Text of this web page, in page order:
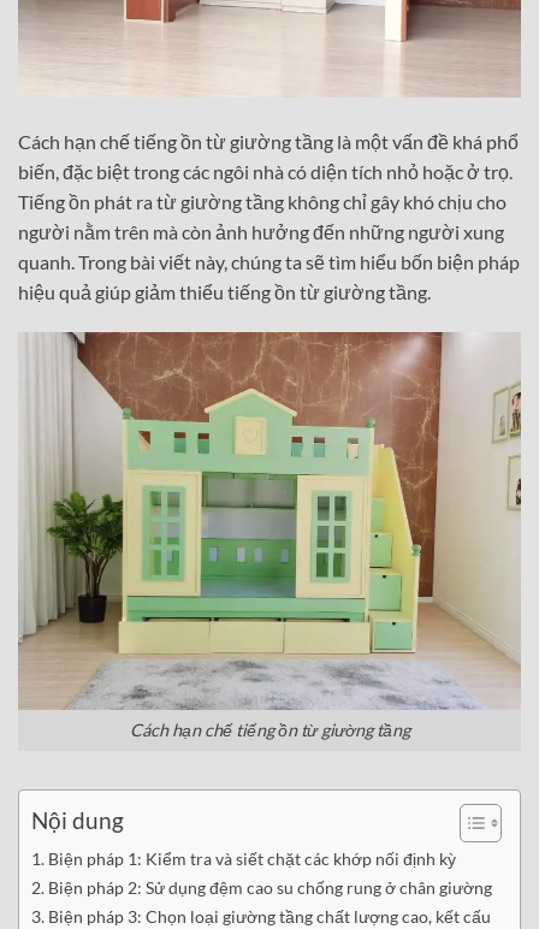
Cách hạn chế tiếng ồn từ giường tầng là một vấn đề khá phổ
biến, đặc biệt trong các ngôi nhà có diện tích nhỏ hoặc ở trọ.
Tiếng ồn phát ra từ giường tầng không chỉ gây khó chịu cho
người nằm trên mà còn ảnh hưởng đến những người xung
quanh. Trong bài viết này, chúng ta sẽ tìm hiểu bốn biện pháp
hiệu quả giúp giảm thiểu tiếng ồn từ giường tầng.
Cách hạn chế tiếng ồn từ giường tầng
Nội dung
Biện pháp 1: Kiểm tra và siết chặt các khớp nối định kỳ
Biện pháp 2: Sử dụng đệm cao su chống rung ở chân giường
Biện pháp 3: Chọn loại giường tầng chất lượng cao, kết cấu